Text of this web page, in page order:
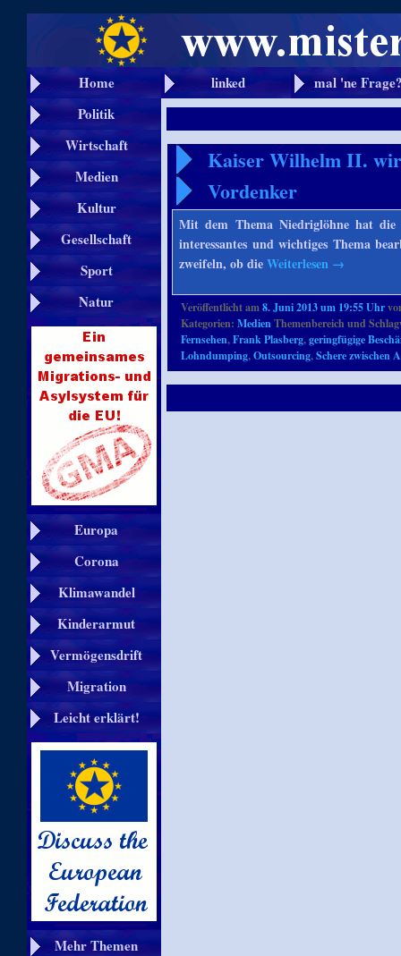
Home linked
mal 'ne
Politik
Wirtschaft
Medien
Kultur
Gesellschaft
Sport
Natur
Europa
Corona
Klimawandel
Kinderarmut
Vermögensdrift
Migration
Leicht erklärt!
Mehr Themen
Kaiser Wilhelm II.
Vordenker
Mit dem Thema Niedriglöhne hat
interessantes und wichtiges Thema
zweifeln, ob dieWeiterlesen →
Veröffentlicht am8. Juni 2013 um 19:55 Uhr
Kategorien:MedienThemenbereich und
Fernsehen,Frank Plasberg,geringfügige
Lohndumping,Outsourcing,Schere zwischen